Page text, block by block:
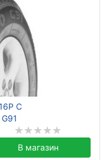
C
В магазин